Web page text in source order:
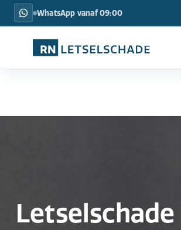
WhatsApp vanaf 09:00